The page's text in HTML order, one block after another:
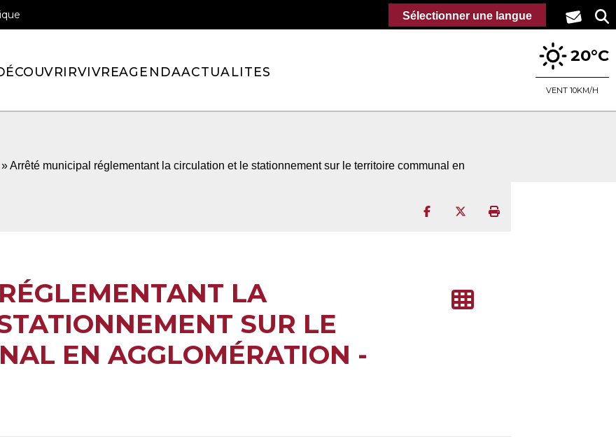
VIVREAGENDAACTUALITES
20°C
VENT 10KM/H
» Arrêté municipal réglementant la circulation et le stationnement sur le territoire communal en
Partager sur Facebook
Partager sur Twitter
Imprimer la page
LA
SUR LE
EN AGGLOMÉRATION -
Sélectionner une langue